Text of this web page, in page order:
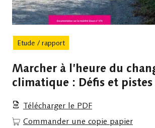
Etude / rapport
Marcher à l’heure du
climatique : Défis et pistes
Télécharger le PDF
Commander une copie papier